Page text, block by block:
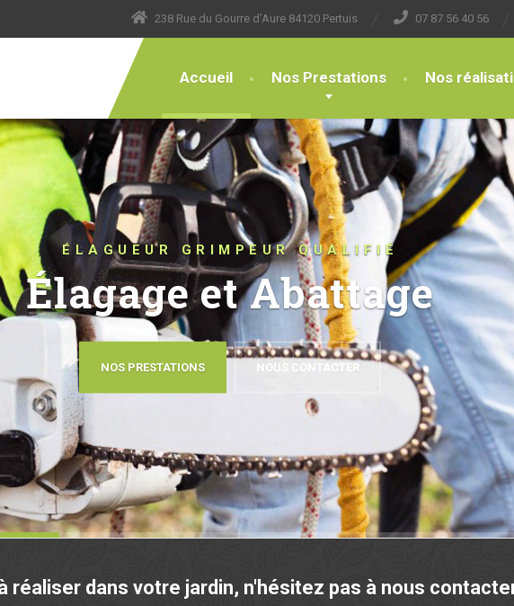
238 Rue du Gourre d’Aure 84120 Pertuis 07 87 56 40 56
Accueil Nos Prestations Nos
QUALIFIÉ
Abattage
NOUS CONTACTER
réaliser dans votre jardin, n'hésitez pas à nous